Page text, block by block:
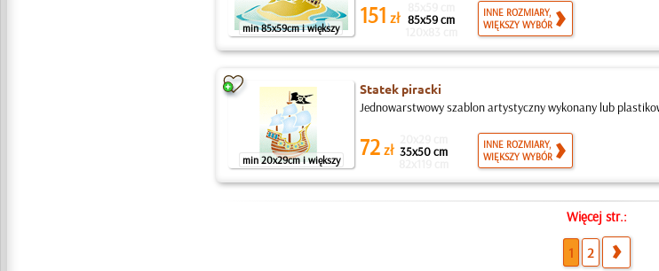
min 85x59cm i większy 151 zł 85x59 cm
INNE ROZMIARY,
WIĘKSZY WYBÓR
min 20x29cm i większy
Statek piracki
Jednowarstwowy szablon artystyczny wykonany lub
72zł 35x50 cm
INNE ROZMIARY,
WIĘKSZY WYBÓR
Więcej str.:
1 2